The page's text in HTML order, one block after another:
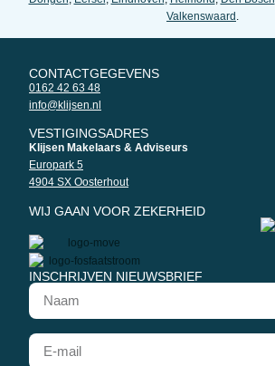
Valkenswaard
CONTACTGEGEVENS
0162 42 63 48
info@klijsen.nl
VESTIGINGSADRES
Klijsen Makelaars & Adviseurs
Europark 5
4904 SX Oosterhout
WIJ GAAN VOOR ZEKERHEID
INSCHRIJVEN NIEUWSBRIEF